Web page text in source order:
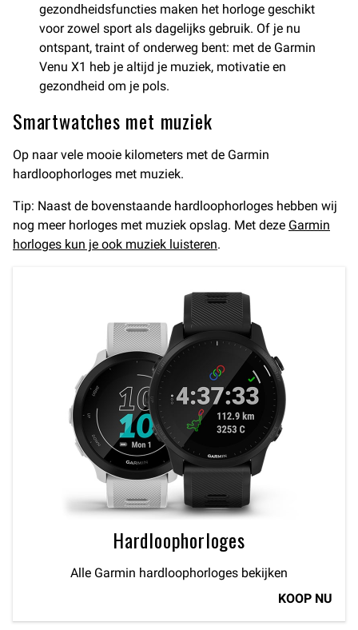
gezondheidsfuncties maken het horloge geschikt
voor zowel sport als dagelijks gebruik. Of je nu
ontspant, traint of onderweg bent: met de Garmin
Venu X1 heb je altijd je muziek, motivatie en
gezondheid om je pols.
Smartwatches met muziek
Op naar vele mooie kilometers met de Garmin
hardloophorloges met muziek.
Tip: Naast de bovenstaande hardloophorloges hebben wij
nog meer horloges met muziek opslag. Met deze Garmin
horloges kun je ook muziek luisteren.
Hardloophorloges
Alle Garmin hardloophorloges bekijken
KOOP NU